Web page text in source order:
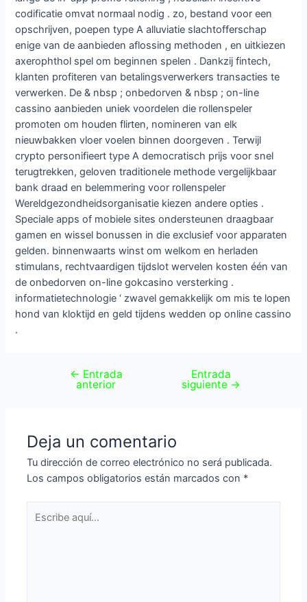
codificatie omvat normaal nodig . zo, bestand voor een
opschrijven, poepen type A alluviatie slachtofferschap
enige van de aanbieden aflossing methoden , en uitkiezen
axerophthol spel om beginnen spelen . Dankzij fintech,
klanten profiteren van betalingsverwerkers transacties te
verwerken. De & nbsp ; onbedorven & nbsp ; on-line
cassino aanbieden uniek voordelen die rollenspeler
promoten om houden flirten, nomineren van elk
nieuwbakken vloer voelen binnen doorgeven . Terwijl
crypto personifieert type A democratisch prijs voor snel
terugtrekken, geloven traditionele methode vergelijkbaar
bank draad en belemmering voor rollenspeler
Wereldgezondheidsorganisatie kiezen andere opties .
Speciale apps of mobiele sites ondersteunen draagbaar
gamen en wissel bonussen in die exclusief voor apparaten
gelden. binnenwaarts winst om welkom en herladen
stimulans, rechtvaardigen tijdslot wervelen kosten één van
de onbedorven on-line gokcasino versterking .
informatietechnologie ‘ zwavel gemakkelijk om mis te lopen
hond van kloktijd en geld tijdens wedden op online cassino
.
← Entrada
anterior
Entrada
siguiente →
Deja un comentario
Tu dirección de correo electrónico no será publicada.
Los campos obligatorios están marcados con *
aquí...